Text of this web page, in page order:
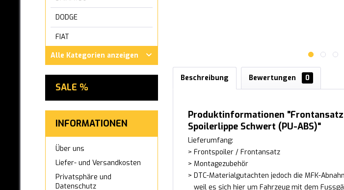
DODGE
FIAT
FORD
GWM ORA
IVECO
JAGUAR
Alle Kategorien anzeigen
SALE %
INFORMATIONEN
Über uns
Liefer- und Versandkosten
Privatsphäre und
Datenschutz
Beschreibung Bewertungen 0
Produktinformationen "Frontansatz
Spoilerlippe Schwert (PU-ABS)"
Lieferumfang:
> Frontspoiler / Frontansatz
> Montagezubehör
> DTC-Materialgutachten jedoch die MFK-
weil es sich hier um Fahrzeug mit dem